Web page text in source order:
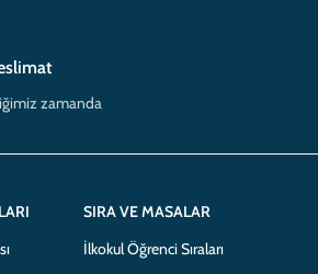
zamanda
SIRA VE MASALAR
İlkokul Öğrenci Sıraları